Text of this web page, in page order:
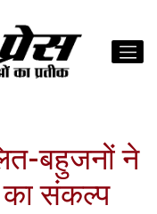
बहुजनों ने
का संकल्प